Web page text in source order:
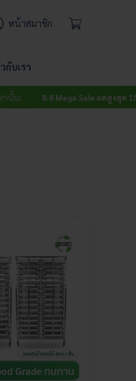
หน้าสมาชิก
กับเรา
8.8 Mega Sale ลดสูงสุด 15% ทั้